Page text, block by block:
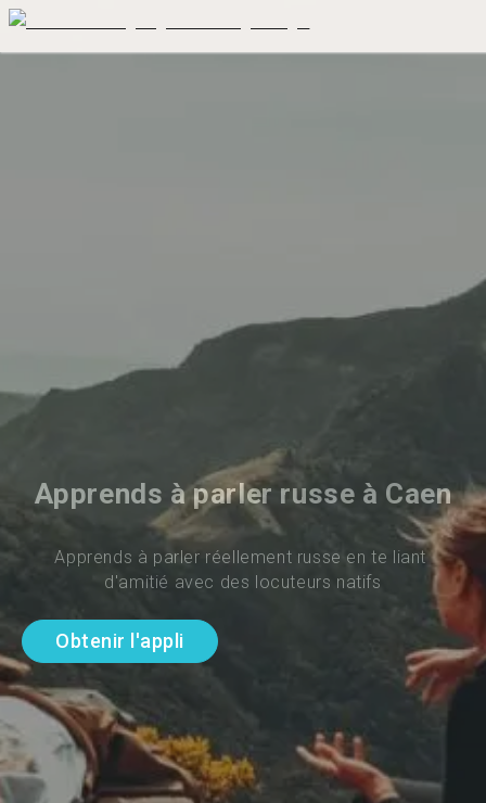
Apprends à parler russe à Caen
Apprends à parler réellement russe en te liant
d'amitié avec des locuteurs natifs
Obtenir l'appli